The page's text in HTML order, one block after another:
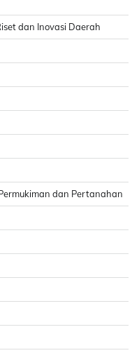
dan Inovasi Daerah
dan Pertanahan